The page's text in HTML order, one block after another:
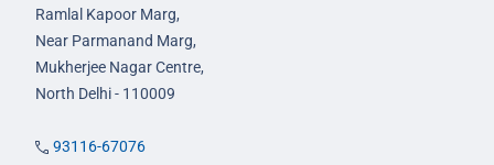
Ramlal Kapoor Marg,
Near Parmanand Marg,
Mukherjee Nagar Centre,
North Delhi - 110009
93116-67076